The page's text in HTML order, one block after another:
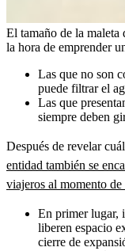
El tamaño de la maleta
la hora de emprender
Las que no son
puede filtrar el
Las que
siempre deben
Después de revelar
entidad también se
viajeros al momento de
En primer lugar,
liberen espacio
cierre de